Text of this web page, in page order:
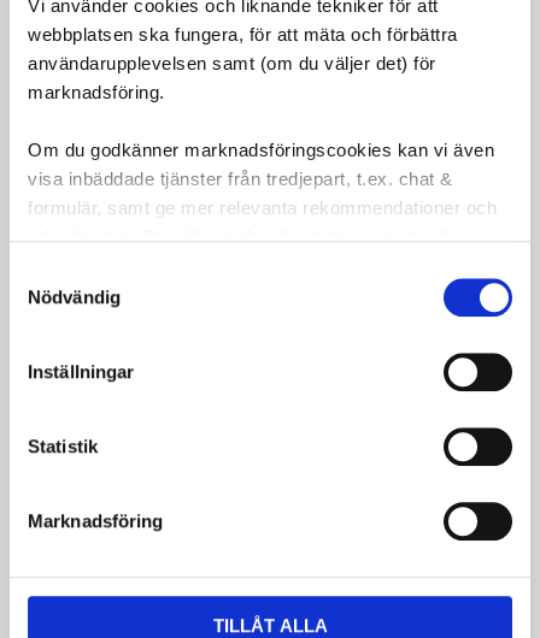
Vi använder cookies och liknande tekniker för att
webbplatsen ska fungera, för att mäta och förbättra
användarupplevelsen samt (om du väljer det) för
marknadsföring.
Om du godkänner marknadsföringscookies kan vi även
visa inbäddade tjänster från tredjepart, t.ex. chat &
formulär, samt ge mer relevanta rekommendationer och
Nödvändig
Inställningar
Statistik
Marknadsföring
TILLÅT ALLA
0,14mm – 2,2kg
0,17mm – 2,9kg
0,20mm – 3,6kg
0,22mm – 4,3kg
0,27mm – 6,3kg
Färre linbrott tack vare nötningsbeständig
design.
Omdömen
Bli den första att lämna ett omdöme.